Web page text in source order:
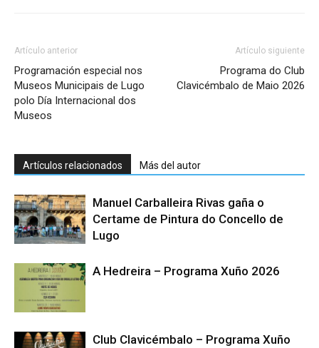
Artículo anterior
Programación especial nos
Museos Municipais de Lugo
polo Día Internacional dos
Museos
Artículo siguiente
Programa do Club
Clavicémbalo de Maio 2026
Artículos relacionados Más del autor
Manuel Carballeira Rivas gaña o
Certame de Pintura do Concello de
Lugo
A Hedreira – Programa Xuño 2026
Club Clavicémbalo – Programa Xuño